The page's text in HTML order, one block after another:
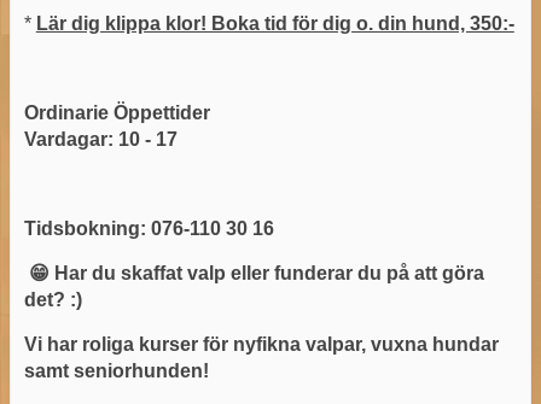
* Lär dig klippa klor! Boka tid för dig o. din hund, 350:-
Ordinarie Öppettider
Vardagar: 10 - 17
Tidsbokning: 076-110 30 16
😁 Har du skaffat valp eller funderar du på att göra
det? :)
Vi har roliga kurser för nyfikna valpar, vuxna hundar
samt seniorhunden!